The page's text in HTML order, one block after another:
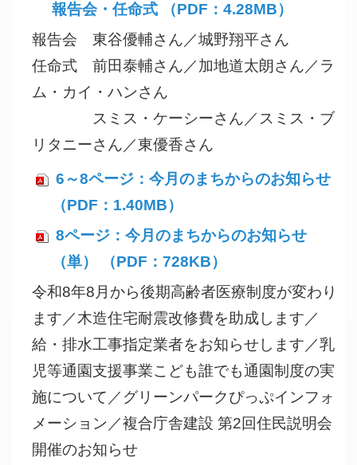
報告会・任命式 （PDF：4.28MB）
報告会 東谷優輔さん／城野翔平さん
任命式 前田泰輔さん／加地道太朗さん／ラ
ム・カイ・ハンさん
スミス・ケーシーさん／スミス・ブ
リタニーさん／東優香さん
6～8ページ：今月のまちからのお知らせ
（PDF：1.40MB）
8ページ：今月のまちからのお知らせ
（単） （PDF：728KB）
令和8年8月から後期高齢者医療制度が変わり
ます／木造住宅耐震改修費を助成します／
給・排水工事指定業者をお知らせします／乳
児等通園支援事業こども誰でも通園制度の実
施について／グリーンパークぴっぷインフォ
メーション／複合庁舎建設 第2回住民説明会
開催のお知らせ